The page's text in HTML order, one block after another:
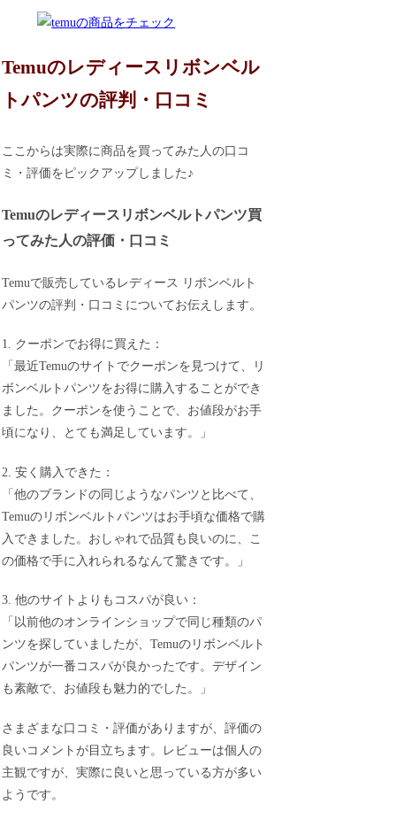
Temuのレディースリボンベル
トパンツの評判・口コミ
ここからは実際に商品を買ってみた人の口コ
ミ・評価をピックアップしました♪
Temuのレディースリボンベルトパンツ買
ってみた人の評価・口コミ
Temuで販売しているレディース リボンベルト
パンツの評判・口コミについてお伝えします。
1. クーポンでお得に買えた：
「最近Temuのサイトでクーポンを見つけて、リ
ボンベルトパンツをお得に購入することができ
ました。クーポンを使うことで、お値段がお手
頃になり、とても満足しています。」
2. 安く購入できた：
「他のブランドの同じようなパンツと比べて、
Temuのリボンベルトパンツはお手頃な価格で購
入できました。おしゃれで品質も良いのに、こ
の価格で手に入れられるなんて驚きです。」
3. 他のサイトよりもコスパが良い：
「以前他のオンラインショップで同じ種類のパ
ンツを探していましたが、Temuのリボンベルト
パンツが一番コスパが良かったです。デザイン
も素敵で、お値段も魅力的でした。」
さまざまな口コミ・評価がありますが、評価の
良いコメントが目立ちます。レビューは個人の
主観ですが、実際に良いと思っている方が多い
ようです。